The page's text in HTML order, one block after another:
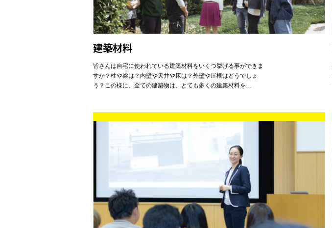
建築材料
皆さんは自宅に使われている建築材料をいくつ挙げる事ができま
すか？柱や梁は？内壁や天井や床は？外壁や屋根はどうでしょ
う？この様に、全ての建築物は、とても多くの建築材料を…